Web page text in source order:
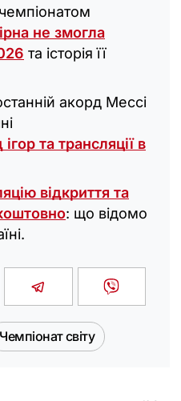
не змогла
та історія її
акорд Мессі
та трансляції в
відкриття та
: що відомо
Чемпіонат світу